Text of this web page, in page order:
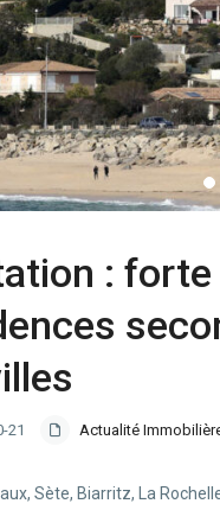
:
21 Actualité
Sète, Biarritz, La